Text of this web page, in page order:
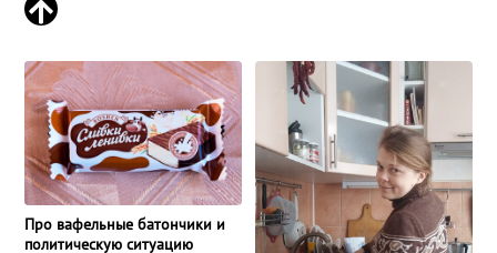
Про вафельные батончики и
политическую ситуацию